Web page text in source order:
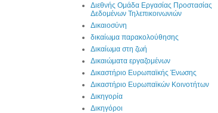
Διεθνής Ομάδα Εργασίας Προστασίας
Δεδομένων Τηλεπικοινωνιών
Δικαιοσύνη
δικαίωμα παρακολούθησης
Δικαίωμα στη ζωή
Δικαιώματα εργαζομένων
Δικαστήριο Ευρωπαϊκής Ένωσης
Δικαστήριο Ευρωπαϊκών Κοινοτήτων
Δικηγορία
Δικηγόροι